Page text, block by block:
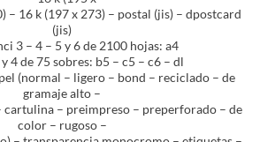
– 16 k (197 x 273) – postal (jis) – dpostcard
(jis)
3 – 4 – 5 y 6 de 2100 hojas: a4
4 de 75 sobres: b5 – c5 – c6 – dl
(normal – ligero – bond – reciclado – de
gramaje alto –
cartulina – preimpreso – preperforado – de
color – rugoso –